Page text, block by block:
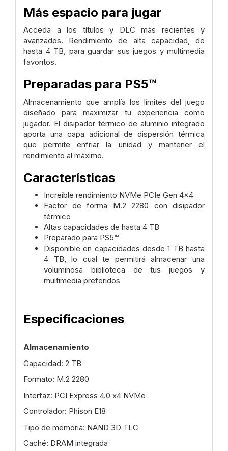
Más espacio para jugar
Acceda a los títulos y DLC más recientes y
avanzados. Rendimiento de alta capacidad, de
hasta 4 TB, para guardar sus juegos y multimedia
favoritos.
Preparadas para PS5™
Almacenamiento que amplía los límites del juego
diseñado para maximizar tu experiencia como
jugador. El disipador térmico de aluminio integrado
aporta una capa adicional de dispersión térmica
que permite enfriar la unidad y mantener el
rendimiento al máximo.
Características
Increíble rendimiento NVMe PCIe Gen 4x4
Factor de forma M.2 2280 con disipador
térmico
Altas capacidades de hasta 4 TB
Preparado para PS5™
Disponible en capacidades desde 1 TB hasta
4 TB, lo cual te permitirá almacenar una
voluminosa biblioteca de tus juegos y
multimedia preferidos
Especificaciones
Almacenamiento
Capacidad: 2 TB
Formato: M.2 2280
Interfaz: PCI Express 4.0 x4 NVMe
Controlador: Phison E18
Tipo de memoria: NAND 3D TLC
Caché: DRAM integrada